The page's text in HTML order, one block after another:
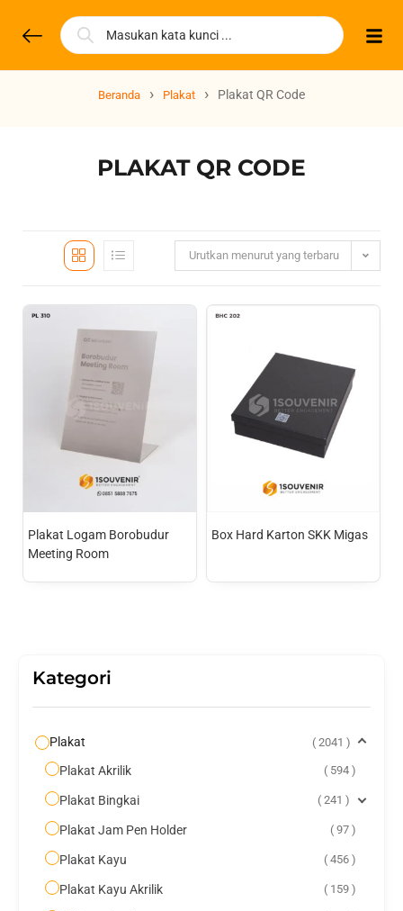
Beranda › Plakat › Plakat QR Code
PLAKAT QR CODE
Urutkan menurut yang terbaru
Plakat Logam Borobudur
Meeting Room
Box Hard Karton SKK Migas
Kategori
Plakat 2041
Plakat Akrilik 594
Plakat Bingkai 241
Plakat Jam Pen Holder 97
Plakat Kayu 456
Plakat Kayu Akrilik 159